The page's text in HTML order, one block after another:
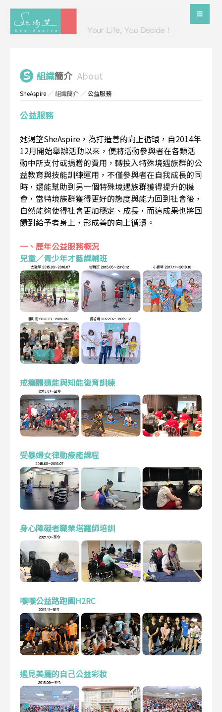
組織簡介 About
SheAspire ／組織簡介 ／公益服務
公益服務
她渴望SheAspire，為打造善的向上循環，自2014年
12月開始舉辦活動以來，便將活動參與者在各類活
動中所支付或捐贈的費用，轉投入特殊境遇族群的公
益教育與技能訓練運用，不僅參與者在自我成長的同
時，還能幫助到另一個特殊境遇族群獲得提升的機
會，當特境族群獲得更好的態度與能力回到社會後，
自然能夠使得社會更加穩定、成長，而這成果也將回
饋到給予者身上，形成善的向上循環。
一、歷年公益服務概況
兒童／青少年才藝課輔班
戒癮體適能與知能復育訓練
受暴婦女律動療癒課程
身心障礙者職業塔羅師培訓
嘿嘿公益路跑團H2RC
遇見美麗的自己公益彩妝